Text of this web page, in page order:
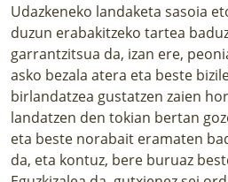
Udazkeneko landaketa sasoia
duzun erabakitzeko tartea
garrantzitsua da, izan ere,
asko bezala atera eta beste
birlandatzea gustatzen zaien
landatzen den tokian bertan
eta beste norabait eramaten
da, eta kontuz, bere buruaz